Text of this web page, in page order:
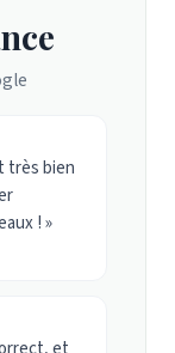
très bien
! »